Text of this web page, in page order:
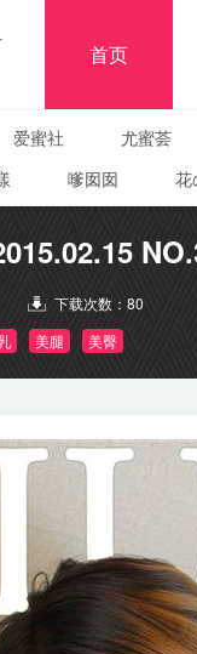
首页
爱蜜社 尤蜜荟
嗲囡囡 花
下载次数： 80
美腿 美臀